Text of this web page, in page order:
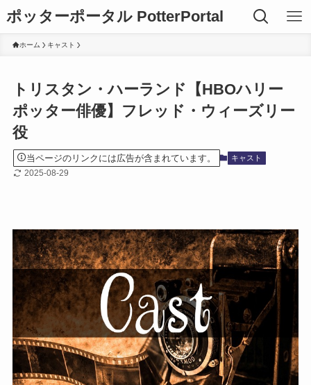
ポッターポータル PotterPortal
ホーム キャスト
トリスタン・ハーランド【HBOハリー
ポッター俳優】フレッド・ウィーズリー
役
当ページのリンクには広告が含まれています。 キャスト
2025-08-29